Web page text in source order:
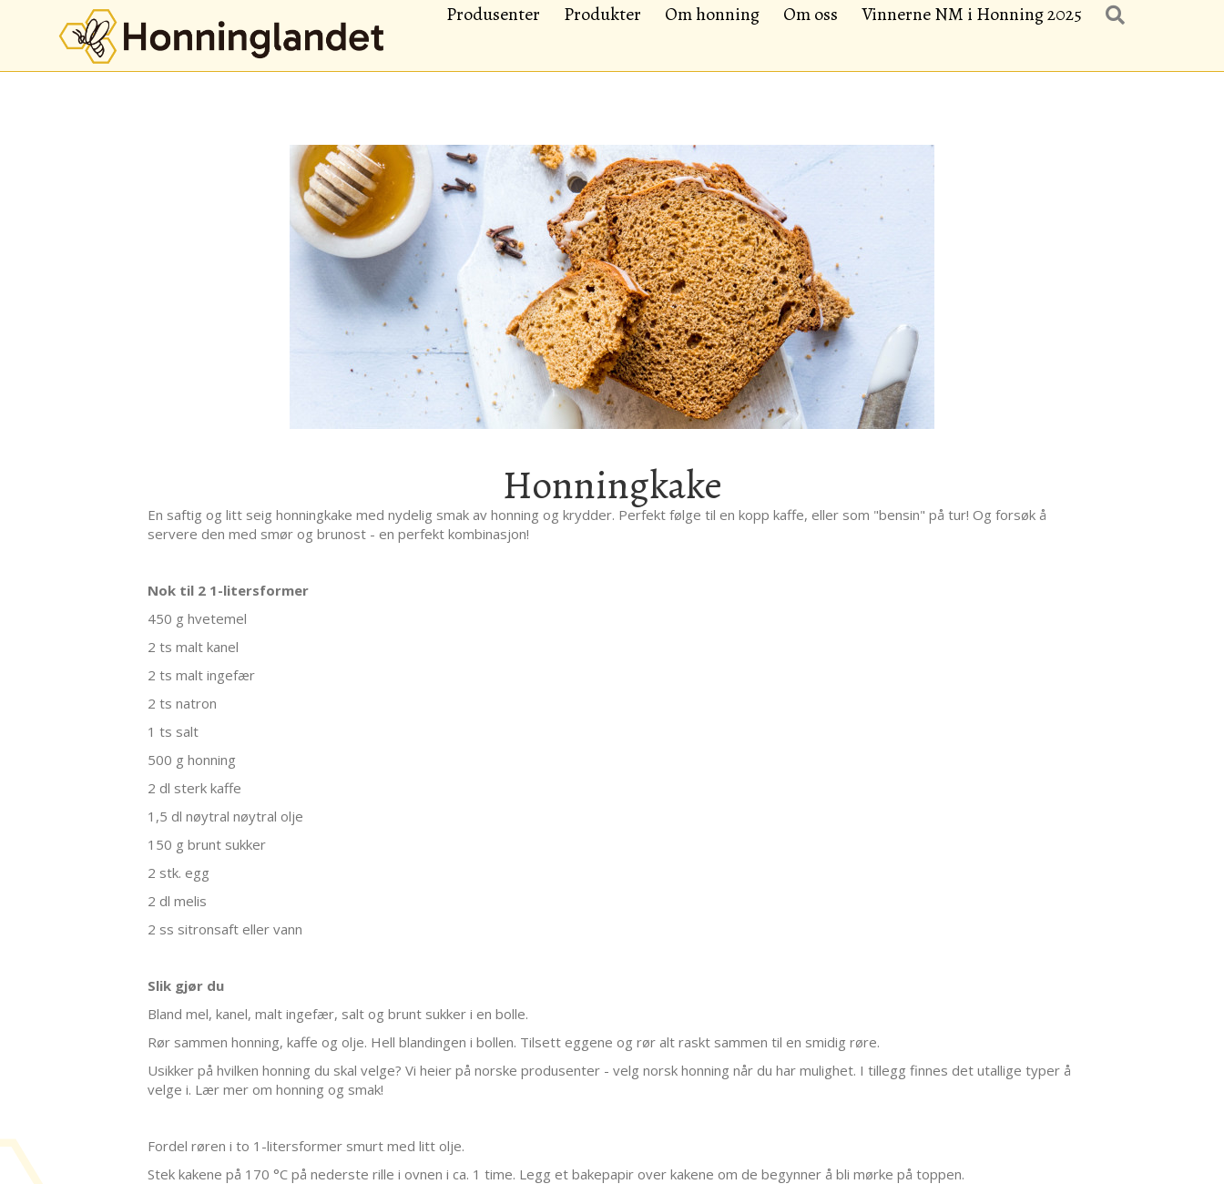
Produsenter Produkter Om honning Om oss Vinnerne NM i Honning 2025
Honningkake
En saftig og litt seig honningkake med nydelig smak av honning og krydder. Perfekt følge til en kopp kaffe, eller som "bensin" på tur! Og forsøk å
servere den med smør og brunost - en perfekt kombinasjon!
Nok til 2 1-litersformer
450 g hvetemel
2 ts malt kanel
2 ts malt ingefær
2 ts natron
1 ts salt
500 g honning
2 dl sterk kaffe
1,5 dl nøytral nøytral olje
150 g brunt sukker
2 stk. egg
2 dl melis
2 ss sitronsaft eller vann
Slik gjør du
Bland mel, kanel, malt ingefær, salt og brunt sukker i en bolle.
Rør sammen honning, kaffe og olje. Hell blandingen i bollen. Tilsett eggene og rør alt raskt sammen til en smidig røre.
Usikker på hvilken honning du skal velge? Vi heier på norske produsenter - velg norsk honning når du har mulighet. I tillegg finnes det utallige typer å
velge i. Lær mer om honning og smak!
Fordel røren i to 1-litersformer smurt med litt olje.
Stek kakene på 170 °C på nederste rille i ovnen i ca. 1 time. Legg et bakepapir over kakene om de begynner å bli mørke på toppen.